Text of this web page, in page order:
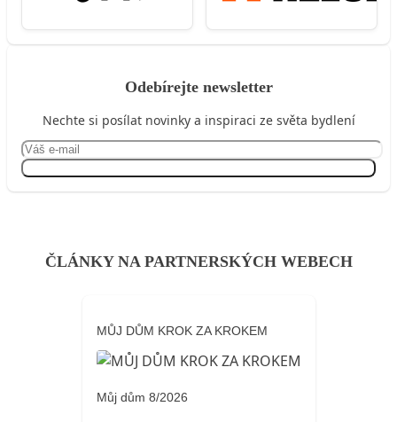
Odebírejte newsletter
Nechte si posílat novinky a inspiraci ze světa bydlení
ČLÁNKY NA PARTNERSKÝCH WEBECH
MŮJ DŮM KROK ZA KROKEM
Můj dům 8/2026